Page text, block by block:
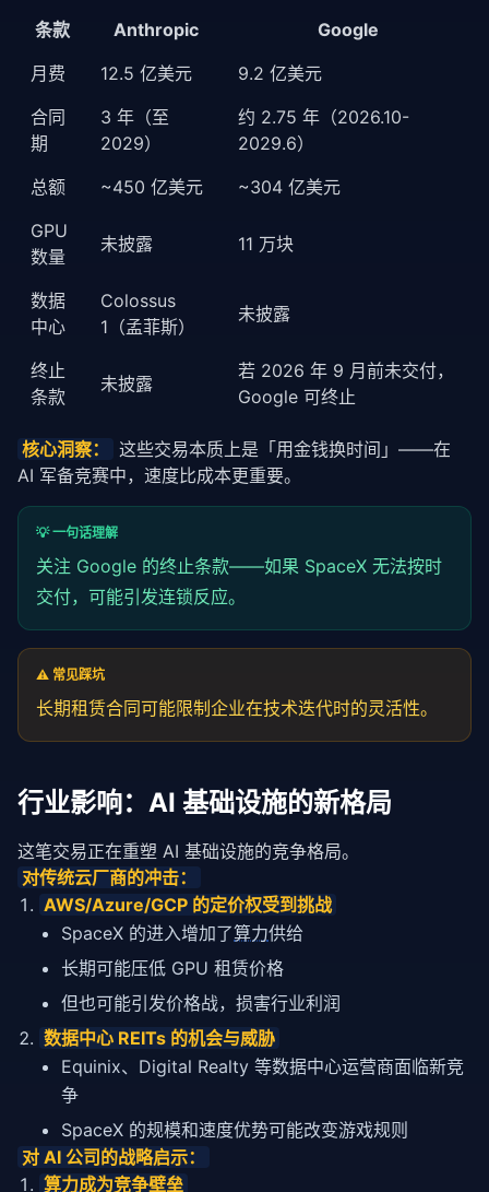
条款 Anthropic
Google
月费
12.5 亿美元
9.2 亿美元
合同
期
3 年（至
2029）
约 2.75 年（2026.10-
2029.6）
总额
~450 亿美元
~304 亿美元
GPU
数量
未披露 11 万块
数据
中心
Colossus
1（孟菲斯）
未披露
终止
条款
未披露
若 2026 年 9 月前未交付，
Google 可终止
核心洞察：
这些交易本质上是「用金钱换时间」——在
AI 军备竞赛中，速度比成本更重要。
💡 一句话理解
关注 Google 的终止条款——如果 SpaceX 无法按时
交付，可能引发连锁反应。
⚠️ 常见踩坑
长期租赁合同可能限制企业在技术迭代时的灵活性。
行业影响：AI 基础设施的新格局
这笔交易正在重塑 AI 基础设施的竞争格局。
对传统云厂商的冲击：
AWS/Azure/GCP 的定价权受到挑战
SpaceX 的进入增加了算力供给
长期可能压低 GPU 租赁价格
但也可能引发价格战，损害行业利润
数据中心 REITs 的机会与威胁
Equinix、Digital Realty 等数据中心运营商面临新竞
争
SpaceX 的规模和速度优势可能改变游戏规则
对 AI 公司的战略启示：
算力成为竞争壁垒